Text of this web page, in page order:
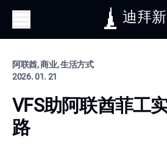
迪拜
阿联酋, 商业, 生活方式
2026. 01. 21
VFS助阿联酋菲工
路